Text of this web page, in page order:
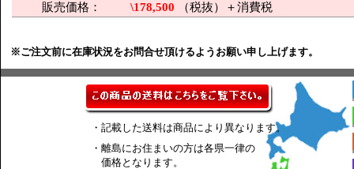
販売価格：
\178,500 （税抜）＋消費税
※ご注文前に在庫状況をお問合せ頂けるようお願い申し上げます。
・記載した送料は商品により異なります。
・離島にお住まいの方は各県一律の
価格となります。